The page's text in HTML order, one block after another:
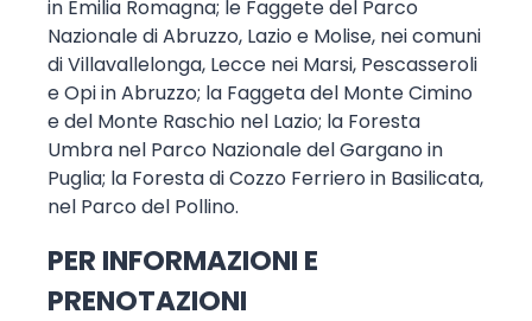
in Emilia Romagna; le Faggete del Parco
Nazionale di Abruzzo, Lazio e Molise, nei comuni
di Villavallelonga, Lecce nei Marsi, Pescasseroli
e Opi in Abruzzo; la Faggeta del Monte Cimino
e del Monte Raschio nel Lazio; la Foresta
Umbra nel Parco Nazionale del Gargano in
Puglia; la Foresta di Cozzo Ferriero in Basilicata,
nel Parco del Pollino.
PER INFORMAZIONI E
PRENOTAZIONI